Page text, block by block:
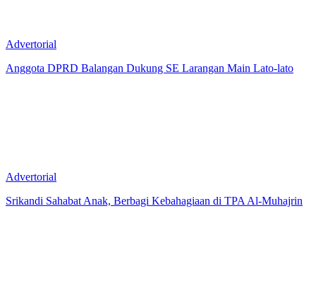
Advertorial
Anggota DPRD Balangan Dukung SE Larangan Main Lato-lato
Advertorial
Srikandi Sahabat Anak, Berbagi Kebahagiaan di TPA Al-Muhajrin